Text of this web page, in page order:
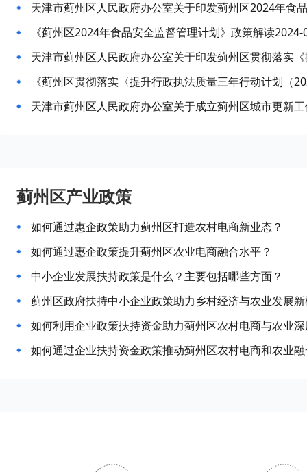
天津市蓟州区人民政府办公室关于印发蓟州区2024年食
《蓟州区2024年食品安全监督管理计划》政策解读2024-
天津市蓟州区人民政府办公室关于成立蓟州区城市更新
蓟州区产业政策
如何通过惠企政策助力蓟州区打造农村电商新业态？
如何通过惠企政策提升蓟州区农业电商融合水平？
中小企业发展扶持政策是什么？主要包括哪些方面？
蓟州区政府扶持中小企业政策助力乡村经济与农业发展
如何利用企业政策扶持资金助力蓟州区农村电商与农业
如何通过企业扶持资金政策推动蓟州区农村电商和农业